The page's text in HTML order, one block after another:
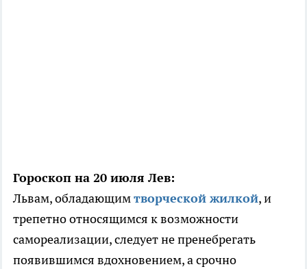
Гороскоп на 20 июля Лев:
Львам, обладающимтворческой жилкой, и
трепетно относящимся к возможности
самореализации, следует не пренебрегать
появившимся вдохновением, а срочно